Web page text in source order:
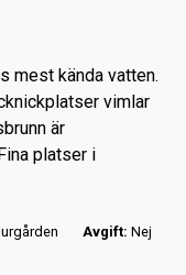
mest kända vatten.
vimlar
är
platser i
Avgift: Nej